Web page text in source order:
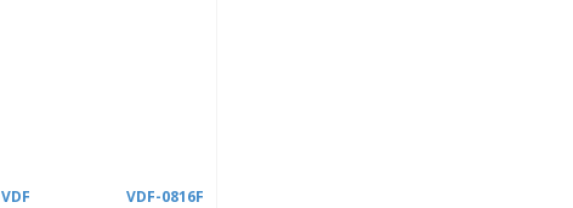
VDF-0816F
VDF